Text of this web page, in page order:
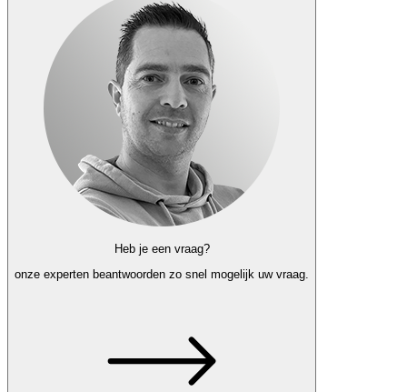
Heb je een vraag?
onze experten beantwoorden zo snel mogelijk uw vraag.